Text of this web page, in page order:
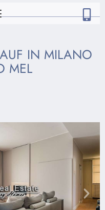
IN MILANO
MEL